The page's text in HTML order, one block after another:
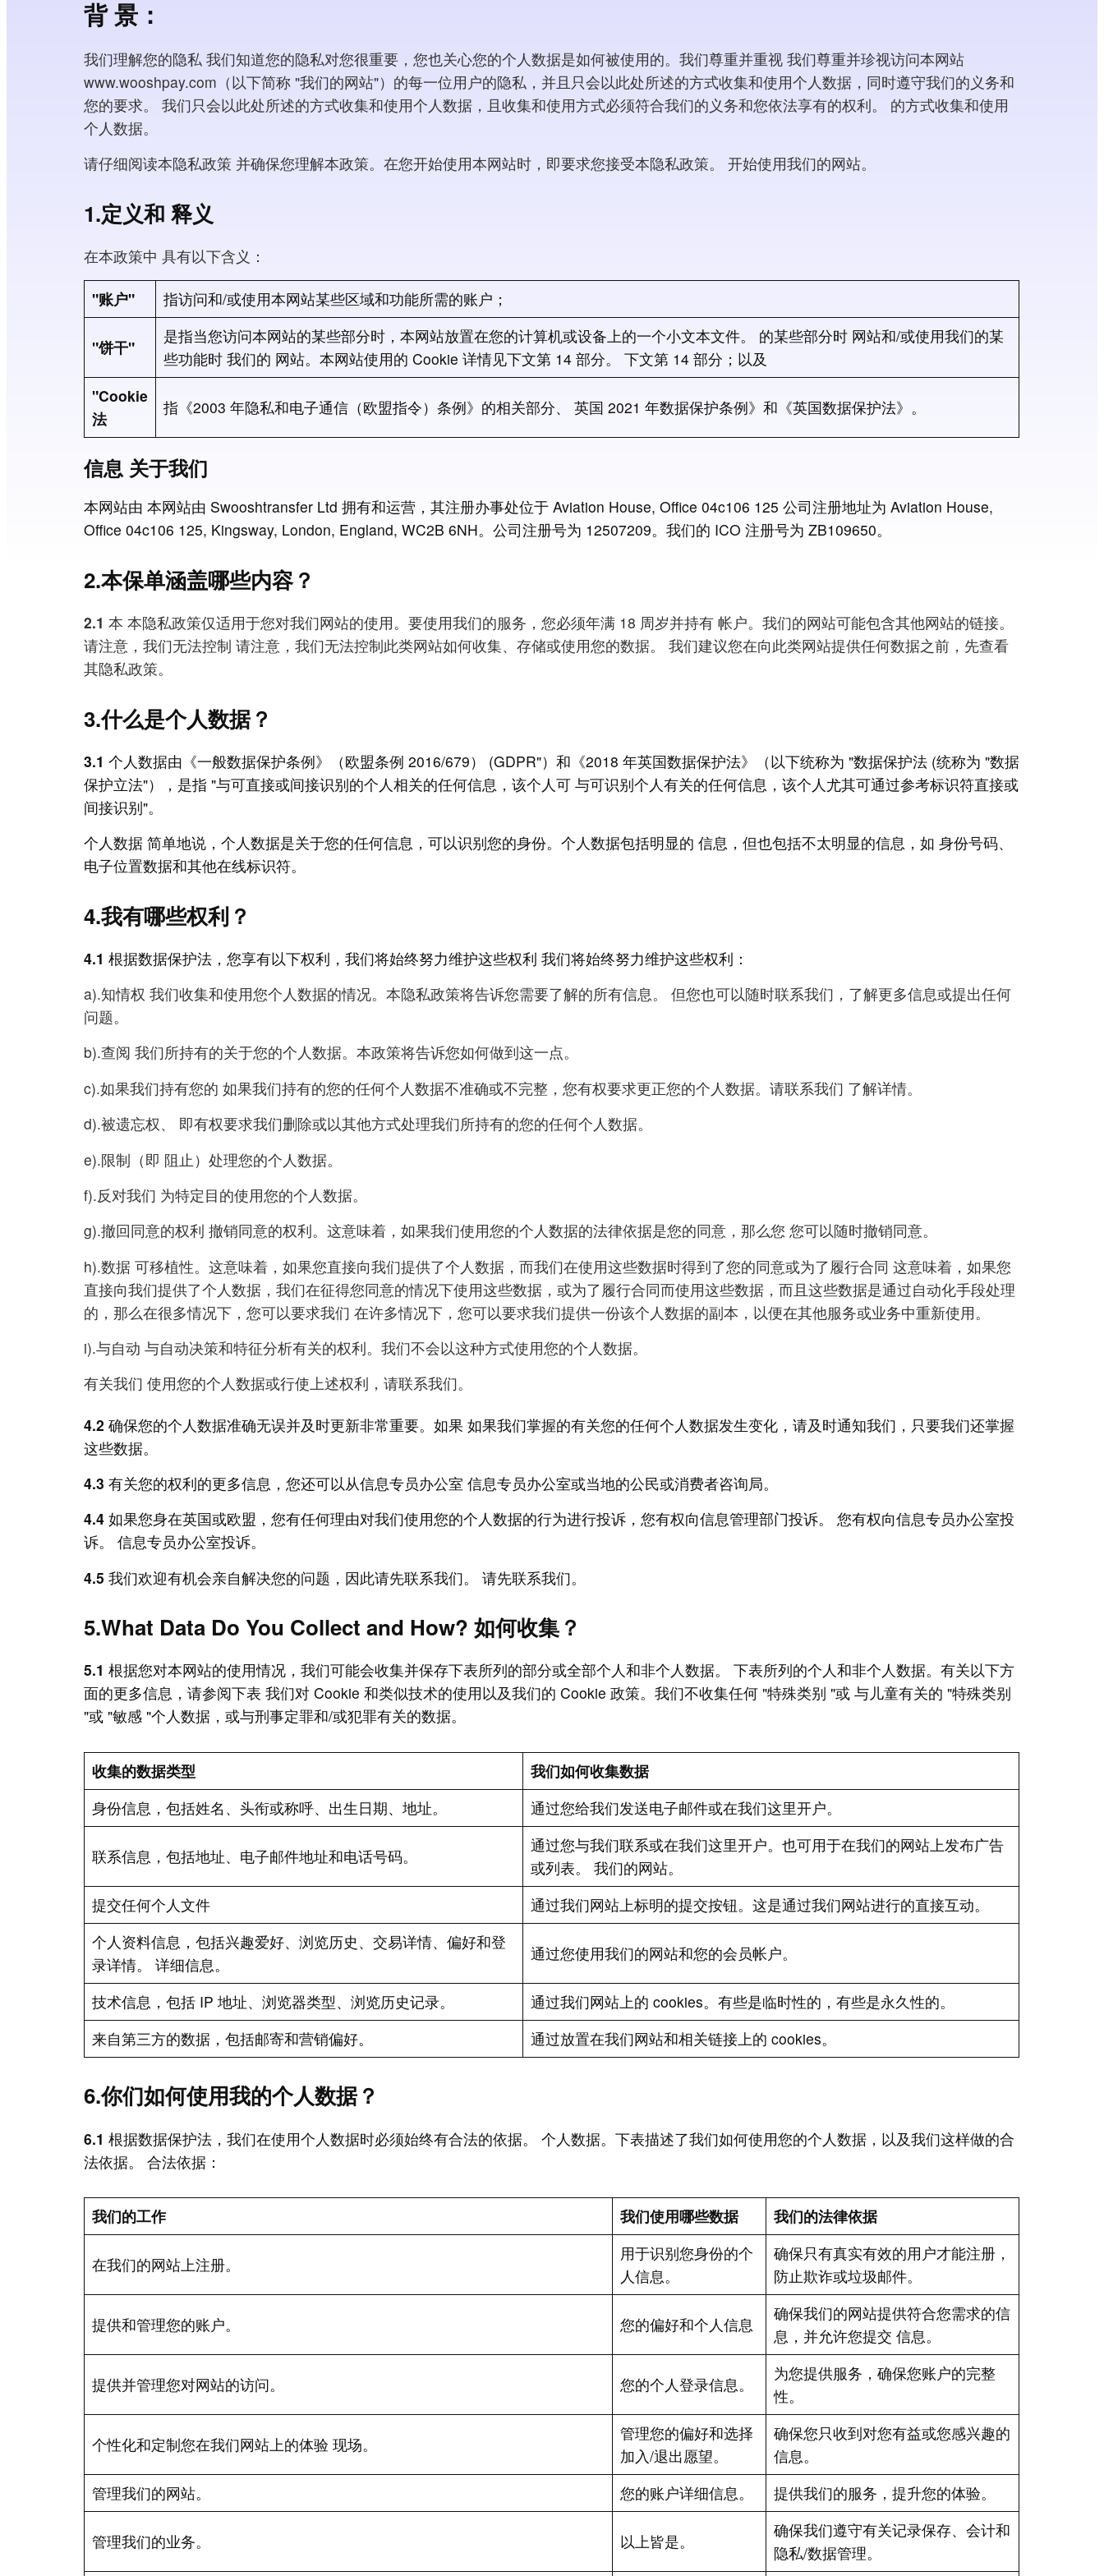
背 景：
我们理解您的隐私 我们知道您的隐私对您很重要，您也关心您的个人数据是如何被使用的。我们尊重并重视 我们尊重并珍视访问本网站
www.wooshpay.com（以下简称 "我们的网站"）的每一位用户的隐私，并且只会以此处所述的方式收集和使用个人数据，同时遵守我们的义务和
您的要求。 我们只会以此处所述的方式收集和使用个人数据，且收集和使用方式必须符合我们的义务和您依法享有的权利。 的方式收集和使用
个人数据。
请仔细阅读本隐私政策 并确保您理解本政策。在您开始使用本网站时，即要求您接受本隐私政策。 开始使用我们的网站。
1.定义和 释义
在本政策中 具有以下含义：
"账户" 指访问和/或使用本网站某些区域和功能所需的账户；
"饼干"
是指当您访问本网站的某些部分时，本网站放置在您的计算机或设备上的一个小文本文件。 的某些部分时 网站和/或使用我们的某
些功能时 我们的 网站。本网站使用的 Cookie 详情见下文第 14 部分。 下文第 14 部分；以及
"Cookie
法
指《2003 年隐私和电子通信（欧盟指令）条例》的相关部分、 英国 2021 年数据保护条例》和《英国数据保护法》。
信息 关于我们
本网站由 本网站由 Swooshtransfer Ltd 拥有和运营，其注册办事处位于 Aviation House, Office 04c106 125 公司注册地址为 Aviation House,
Office 04c106 125, Kingsway, London, England, WC2B 6NH。公司注册号为 12507209。我们的 ICO 注册号为 ZB109650。
2.本保单涵盖哪些内容？
2.1 本 本隐私政策仅适用于您对我们网站的使用。要使用我们的服务，您必须年满 18 周岁并持有 帐户。我们的网站可能包含其他网站的链接。
请注意，我们无法控制 请注意，我们无法控制此类网站如何收集、存储或使用您的数据。 我们建议您在向此类网站提供任何数据之前，先查看
其隐私政策。
3.什么是个人数据？
3.1 个人数据由《一般数据保护条例》（欧盟条例 2016/679） (GDPR"）和《2018 年英国数据保护法》（以下统称为 "数据保护法 (统称为 "数据
保护立法"），是指 "与可直接或间接识别的个人相关的任何信息，该个人可 与可识别个人有关的任何信息，该个人尤其可通过参考标识符直接或
间接识别"。
个人数据 简单地说，个人数据是关于您的任何信息，可以识别您的身份。个人数据包括明显的 信息，但也包括不太明显的信息，如 身份号码、
电子位置数据和其他在线标识符。
4.我有哪些权利？
4.1 根据数据保护法，您享有以下权利，我们将始终努力维护这些权利 我们将始终努力维护这些权利：
a).知情权 我们收集和使用您个人数据的情况。本隐私政策将告诉您需要了解的所有信息。 但您也可以随时联系我们，了解更多信息或提出任何
问题。
b).查阅 我们所持有的关于您的个人数据。本政策将告诉您如何做到这一点。
c).如果我们持有您的 如果我们持有的您的任何个人数据不准确或不完整，您有权要求更正您的个人数据。请联系我们 了解详情。
d).被遗忘权、 即有权要求我们删除或以其他方式处理我们所持有的您的任何个人数据。
e).限制（即 阻止）处理您的个人数据。
f).反对我们 为特定目的使用您的个人数据。
g).撤回同意的权利 撤销同意的权利。这意味着，如果我们使用您的个人数据的法律依据是您的同意，那么您 您可以随时撤销同意。
h).数据 可移植性。这意味着，如果您直接向我们提供了个人数据，而我们在使用这些数据时得到了您的同意或为了履行合同 这意味着，如果您
直接向我们提供了个人数据，我们在征得您同意的情况下使用这些数据，或为了履行合同而使用这些数据，而且这些数据是通过自动化手段处理
的，那么在很多情况下，您可以要求我们 在许多情况下，您可以要求我们提供一份该个人数据的副本，以便在其他服务或业务中重新使用。
i).与自动 与自动决策和特征分析有关的权利。我们不会以这种方式使用您的个人数据。
有关我们 使用您的个人数据或行使上述权利，请联系我们。
4.2 确保您的个人数据准确无误并及时更新非常重要。如果 如果我们掌握的有关您的任何个人数据发生变化，请及时通知我们，只要我们还掌握
这些数据。
4.3 有关您的权利的更多信息，您还可以从信息专员办公室 信息专员办公室或当地的公民或消费者咨询局。
4.4 如果您身在英国或欧盟，您有任何理由对我们使用您的个人数据的行为进行投诉，您有权向信息管理部门投诉。 您有权向信息专员办公室投
诉。 信息专员办公室投诉。
4.5 我们欢迎有机会亲自解决您的问题，因此请先联系我们。 请先联系我们。
5.What Data Do You Collect and How? 如何收集？
5.1 根据您对本网站的使用情况，我们可能会收集并保存下表所列的部分或全部个人和非个人数据。 下表所列的个人和非个人数据。有关以下方
面的更多信息，请参阅下表 我们对 Cookie 和类似技术的使用以及我们的 Cookie 政策。我们不收集任何 "特殊类别 "或 与儿童有关的 "特殊类别
"或 "敏感 "个人数据，或与刑事定罪和/或犯罪有关的数据。
收集的数据类型
我们如何收集数据
身份信息，包括姓名、头衔或称呼、出生日期、地址。
通过您给我们发送电子邮件或在我们这里开户。
联系信息，包括地址、电子邮件地址和电话号码。
通过您与我们联系或在我们这里开户。也可用于在我们的网站上发布广告
或列表。 我们的网站。
提交任何个人文件
通过我们网站上标明的提交按钮。这是通过我们网站进行的直接互动。
个人资料信息，包括兴趣爱好、浏览历史、交易详情、偏好和登
录详情。 详细信息。
通过您使用我们的网站和您的会员帐户。
技术信息，包括 IP 地址、浏览器类型、浏览历史记录。
通过我们网站上的 cookies。有些是临时性的，有些是永久性的。
来自第三方的数据，包括邮寄和营销偏好。
通过放置在我们网站和相关链接上的 cookies。
6.你们如何使用我的个人数据？
6.1 根据数据保护法，我们在使用个人数据时必须始终有合法的依据。 个人数据。下表描述了我们如何使用您的个人数据，以及我们这样做的合
法依据。 合法依据：
我们的工作 我们使用哪些数据 我们的法律依据
在我们的网站上注册。
用于识别您身份的个
人信息。
确保只有真实有效的用户才能注册，
防止欺诈或垃圾邮件。
提供和管理您的账户。 您的偏好和个人信息
确保我们的网站提供符合您需求的信
息，并允许您提交 信息。
提供并管理您对网站的访问。 您的个人登录信息。
为您提供服务，确保您账户的完整
性。
个性化和定制您在我们网站上的体验 现场。
管理您的偏好和选择
加入/退出愿望。
确保您只收到对您有益或您感兴趣的
信息。
管理我们的网站。
您的账户详细信息。 提供我们的服务，提升您的体验。
管理我们的业务。 以上皆是。
确保我们遵守有关记录保存、会计和
隐私/数据管理。